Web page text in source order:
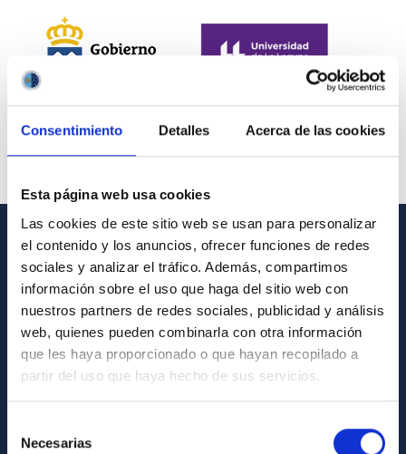
Consentimiento Detalles Acerca de las cookies
Esta página web usa cookies
Las cookies de este sitio web se usan para personalizar
el contenido y los anuncios, ofrecer funciones de redes
sociales y analizar el tráfico. Además, compartimos
información sobre el uso que haga del sitio web con
nuestros partners de redes sociales, publicidad y análisis
web, quienes pueden combinarla con otra información
que les haya proporcionado o que hayan recopilado a
partir del uso que haya hecho de sus servicios.
Necesarias
INFORMACIÓN GENERAL
Contacto
Cómo llegar al IAC
Directorio de personal
Biblioteca